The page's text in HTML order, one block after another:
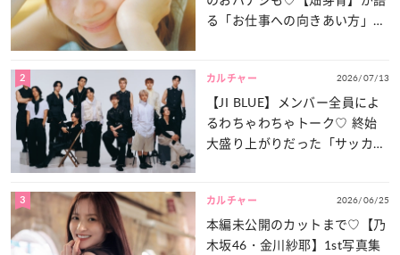
る「お仕事への向きあい方」と
2 カルチャー 2026/07/13
【JI BLUE】メンバー全員によ
るわちゃわちゃトーク♡ 終始
大盛り上がりだった「サッカー
3 カルチャー 2026/06/25
本編未公開のカットまで♡【乃
木坂46・金川紗耶】1st写真集